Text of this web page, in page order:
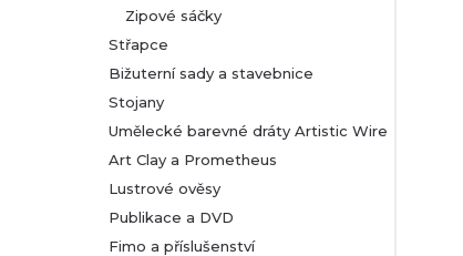
Zipové sáčky
Střapce
Bižuterní sady a stavebnice
Stojany
Umělecké barevné dráty Artistic Wire
Art Clay a Prometheus
Lustrové ověsy
Publikace a DVD
Fimo a příslušenství